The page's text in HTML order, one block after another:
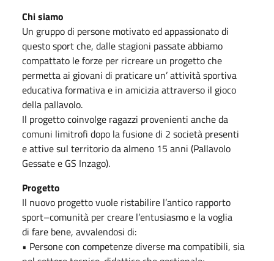
Chi siamo
Un gruppo di persone motivato ed appassionato di
questo sport che, dalle stagioni passate abbiamo
compattato le forze per ricreare un progetto che
permetta ai giovani di praticare un’ attività sportiva
educativa formativa e in amicizia attraverso il gioco
della pallavolo.
Il progetto coinvolge ragazzi provenienti anche da
comuni limitrofi dopo la fusione di 2 società presenti
e attive sul territorio da almeno 15 anni (Pallavolo
Gessate e GS Inzago).
Progetto
Il nuovo progetto vuole ristabilire l’antico rapporto
sport–comunità per creare l’entusiasmo e la voglia
di fare bene, avvalendosi di:
• Persone con competenze diverse ma compatibili, sia